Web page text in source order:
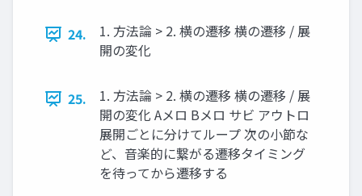
24.
1. 方法論 > 2. 横の遷移 横の遷移 / 展
開の変化
25.
1. 方法論 > 2. 横の遷移 横の遷移 / 展
開の変化 Aメロ Bメロ サビ アウトロ
展開ごとに分けてループ 次の小節な
ど、音楽的に繋がる遷移タイミング
を待ってから遷移する